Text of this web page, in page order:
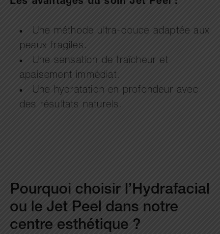
Une méthode ultra-douce adaptée aux
peaux fragiles.
Une sensation de fraîcheur et
apaisement immédiat.
Une hydratation en profondeur avec
des résultats naturels.
Pourquoi choisir l’Hydrafacial
ou le Jet Peel dans notre
centre esthétique ?